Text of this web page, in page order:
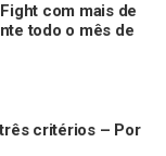
com mais de
todo o mês de
critérios – Por